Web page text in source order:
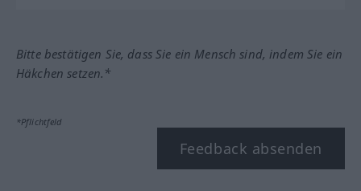
Bitte bestätigen Sie, dass Sie ein Mensch sind, indem Sie ein
Häkchen setzen.*
*Pflichtfeld
Feedback absenden